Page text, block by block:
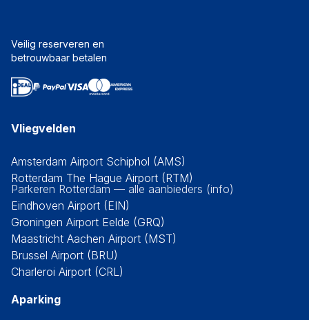
Veilig reserveren en
betrouwbaar betalen
Vliegvelden
Amsterdam Airport Schiphol (AMS)
Rotterdam The Hague Airport (RTM)
Parkeren Rotterdam — alle aanbieders (info)
Eindhoven Airport (EIN)
Groningen Airport Eelde (GRQ)
Maastricht Aachen Airport (MST)
Brussel Airport (BRU)
Charleroi Airport (CRL)
Aparking